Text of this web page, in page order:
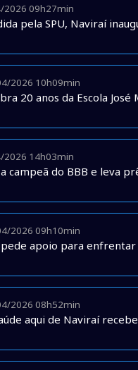
2026 09h27min
pela SPU, Naviraí
2026 10h09min
20 anos da Escola
2026 14h03min
campeã do BBB e leva
2026 09h10min
apoio para enfrentar
2026 08h52min
aqui de Naviraí